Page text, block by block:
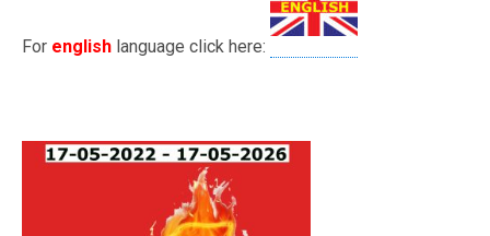
For english language click here: